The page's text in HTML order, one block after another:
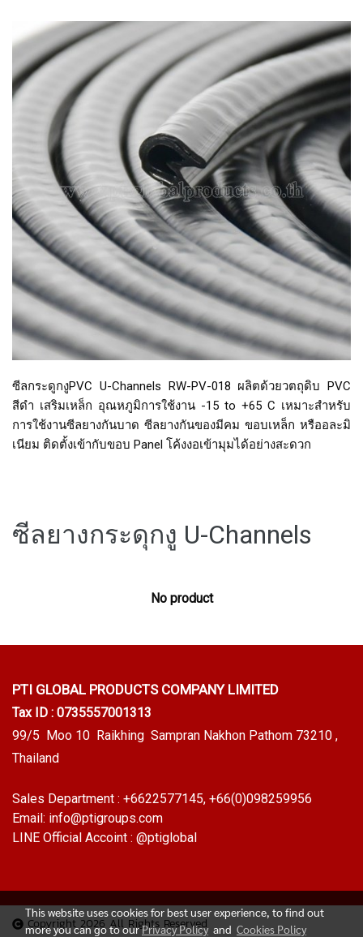
ซีลกระดูกงูPVC U-Channels RW-PV-018 ผลิตด้วยวตถุดิบ PVC
สีดำ เสริมเหล็ก อุณหภูมิการใช้งาน -15 to +65 C เหมาะสำหรับ
การใช้งานซีลยางกันบาด ซีลยางกันของมีคม ขอบเหล็ก หรืออละมิ
เนียม ติดตั้งเข้ากับขอบ Panel โค้งงอเข้ามุมได้อย่างสะดวก
ซีลยางกระดุกงู U-Channels
No product
PTI GLOBAL PRODUCTS COMPANY LIMITED
Tax ID : 0735557001313
99/5 Moo 10 Raikhing Sampran Nakhon Pathom 73210 ,
Thailand
Sales Department : +6622577145, +66(0)098259956
Email: info@ptigroups.com
LINE Official Accoint : @ptiglobal
Copyright 2026 All Rights Reserved
This website uses cookies for best user experience, to find out
more you can go to ourPrivacy Policy and Cookies Policy